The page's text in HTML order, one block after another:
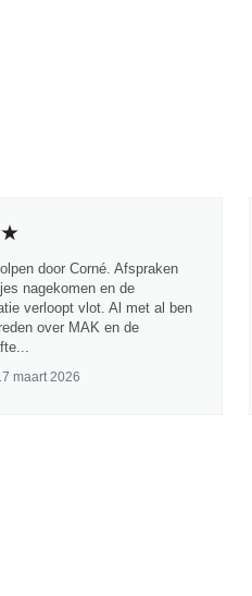
door Corné. Afspraken
nagekomen en de
verloopt vlot. Al met al ben
over MAK en de
maart 2026